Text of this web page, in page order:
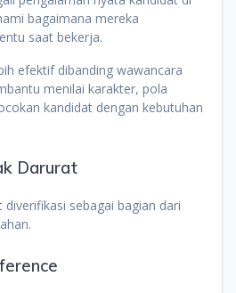
bagaimana mereka
saat bekerja.
efektif dibanding wawancara
menilai karakter, pola
kandidat dengan kebutuhan
Darurat
sebagai bagian dari